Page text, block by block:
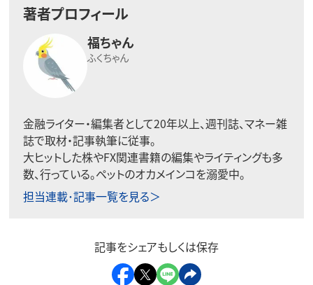
著者プロフィール
福ちゃん
ふくちゃん
金融ライター・編集者として20年以上、週刊誌、マネー雑
誌で取材・記事執筆に従事。
大ヒットした株やFX関連書籍の編集やライティングも多
数、行っている。ペットのオカメインコを溺愛中。
担当連載･記事一覧を見る＞
記事をシェアもしくは保存